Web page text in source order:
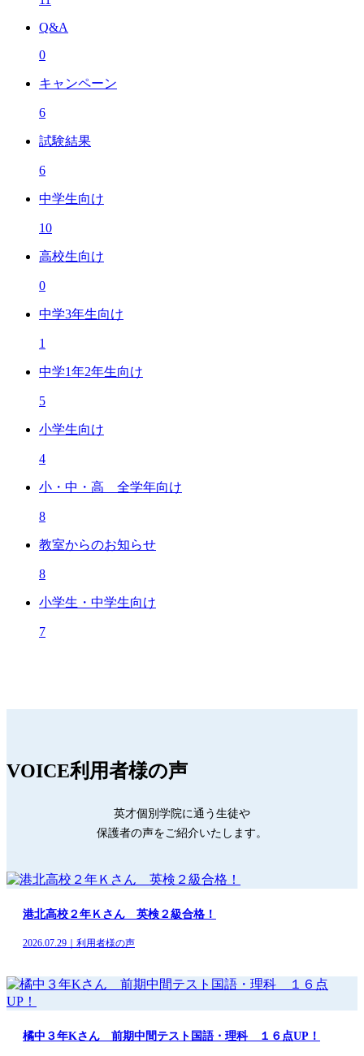
Q&A
0
キャンペーン
6
試験結果
6
中学生向け
10
高校生向け
0
中学3年生向け
1
中学1年2年生向け
5
小学生向け
4
小・中・高 全学年向け
8
教室からのお知らせ
8
小学生・中学生向け
7
VOICE利用者様の声
英才個別学院に通う生徒や
保護者の声をご紹介いたします。
港北高校２年Ｋさん 英検２級合格！
2026.07.29｜利用者様の声
橘中３年Kさん 前期中間テスト国語・理科 １６点UP！